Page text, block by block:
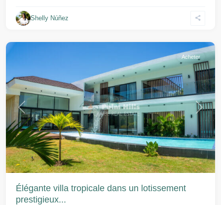
Shelly Núñez
Précédent Suivant
Acheter
Élégante villa tropicale dans un lotissement
prestigieux...